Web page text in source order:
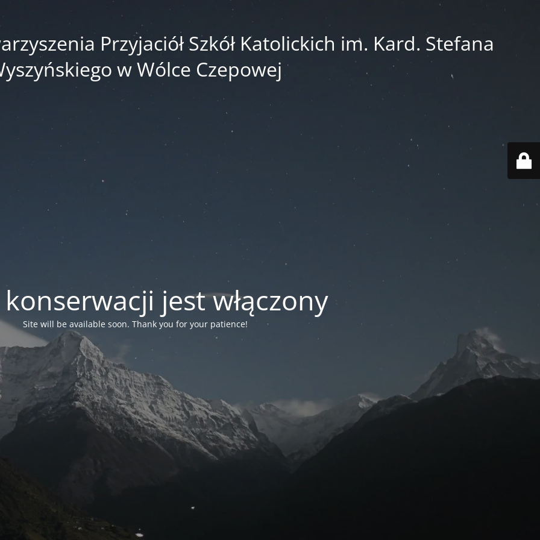
Przyjaciół Szkół Katolickich im. Kard. Stefana
w Wólce Czepowej
jest włączony
Site will be available soon. Thank you for your patience!